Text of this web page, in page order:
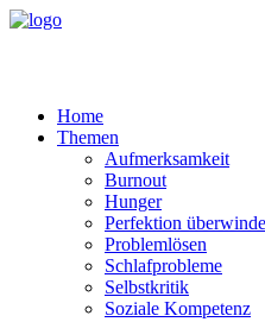
Home
Themen
Aufmerksamkeit
Burnout
Hunger
Perfektion
Problemlösen
Schlafprobleme
Selbstkritik
Soziale Kompetenz